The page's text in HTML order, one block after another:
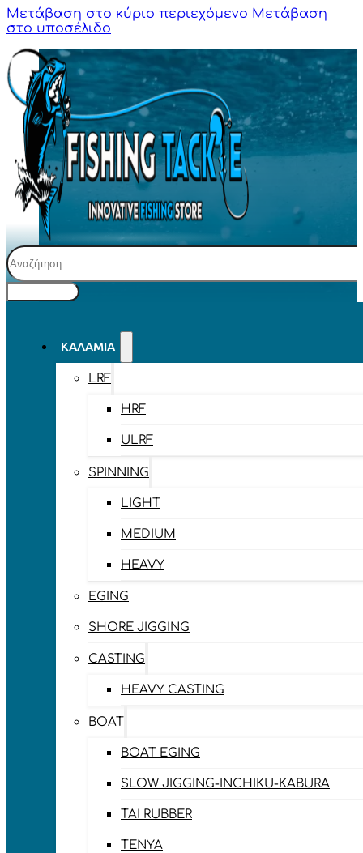
Μετάβαση στο κύριο περιεχόμενο Μετάβαση
στο υποσέλιδο
Αναζήτηση
ΚΑΛΆΜΙΑ
LRF
HRF
ULRF
SPINNING
LIGHT
MEDIUM
HEAVY
EGING
SHORE JIGGING
CASTING
HEAVY CASTING
BOAT
BOAT EGING
SLOW JIGGING-INCHIKU-KABURA
TAI RUBBER
TENYA